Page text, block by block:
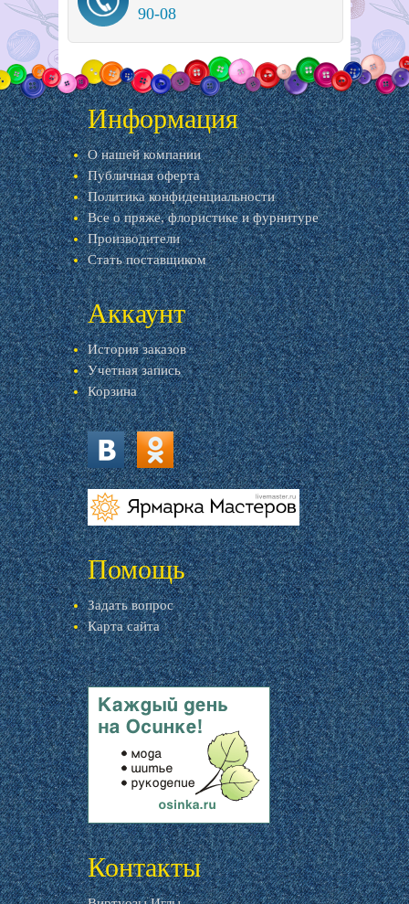
90-08
Информация
О нашей компании
Публичная оферта
Политика конфиденциальности
Все о пряже, флористике и фурнитуре
Производители
Стать поставщиком
Аккаунт
История заказов
Учетная запись
Корзина
vk.com ok.ru
livemaster.ru
Помощь
Задать вопрос
Карта сайта
livemaster.ru
Контакты